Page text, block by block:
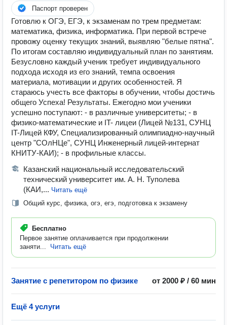
Паспорт проверен
Готовлю к ОГЭ, ЕГЭ, к экзаменам по трем предметам:
математика, физика, информатика. При первой встрече
провожу оценку текущих знаний, выявляю "белые пятна".
По итогам составляю индивидуальный план по занятиям.
Безусловно каждый ученик требует индивидуального
подхода исходя из его знаний, темпа освоения
материала, мотивации и других особенностей. Я
стараюсь учесть все факторы в обучении, чтобы достичь
общего Успеха! Результаты. Ежегодно мои ученики
успешно поступают: - в различные университеты; - в
физико-математические и IT- лицеи (Лицей №131, СУНЦ
IT-Лицей КФУ, Специализированный олимпиадно-научный
центр "СОлНЦе", СУНЦ Инженерный лицей-интернат
КНИТУ-КАИ); - в профильные классы.
Казанский национальный исследовательский
технический университет им. А. Н. Туполева
(КАИ,... Читать ещё
Общий курс, физика, огэ, егэ, подготовка к экзамену
Бесплатно
Первое занятие оплачивается при продолжении
заняти...
Читать ещё
Занятие с репетитором по физике от 2000 ₽ / 60 мин
Ещё 4 услуги